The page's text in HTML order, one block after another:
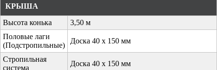
КРЫША
Высота конька
3,50 м
Половые лаги
(Подстропильные)
Доска 40 х 150 мм
Стропильная
система
Доска 40 х 150 мм